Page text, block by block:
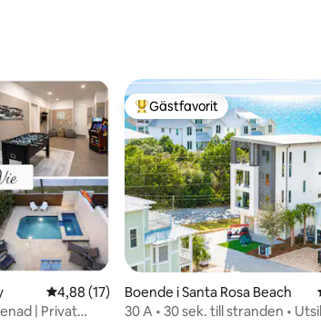
4,88 av 5 i genomsnittligt betyg, 17
4,88 (17)
| Privat
Populär gästfavorit
Gästfavorit
Boende i Santa Rosa Beach
30 A • 30 sek. till stranden •